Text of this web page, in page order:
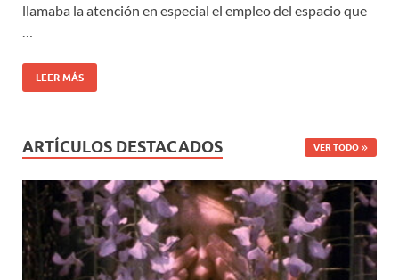
llamaba la atención en especial el empleo del espacio que
LEER MÁS
ARTÍCULOS DESTACADOS VER TODO